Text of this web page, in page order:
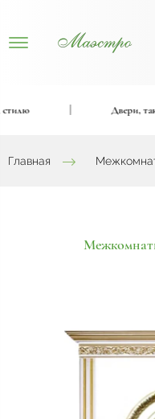
Двери,
Главная